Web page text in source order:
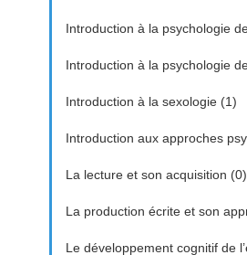
Introduction à la psychologie
Introduction à la psychologie
Introduction à la sexologie (1)
Introduction aux approches
La lecture et son acquisition (0)
La production écrite et son
Le développement cognitif de